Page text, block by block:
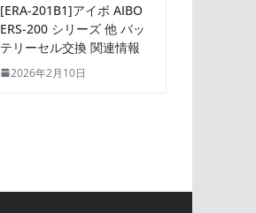
[ERA-201B1]アイボ AIBO
ERS-200 シリーズ 他 バッ
テリーセル交換 関連情報
2026年2月10日